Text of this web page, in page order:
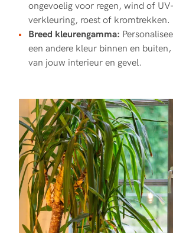
ongevoelig voor regen, wind of
verkleuring, roest of kromtrekken.
Breed kleurengamma:
een andere kleur binnen en
van jouw interieur en gevel.